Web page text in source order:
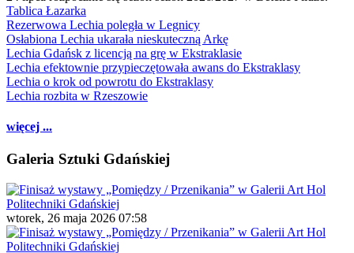
Tablica Łazarka
Rezerwowa Lechia poległa w Legnicy
Osłabiona Lechia ukarała nieskuteczną Arkę
Lechia Gdańsk z licencją na grę w Ekstraklasie
Lechia efektownie przypieczętowała awans do Ekstraklasy
Lechia o krok od powrotu do Ekstraklasy
Lechia rozbita w Rzeszowie
więcej ...
Galeria Sztuki Gdańskiej
wtorek, 26 maja 2026 07:58